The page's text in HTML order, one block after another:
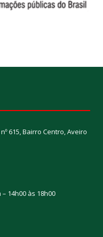
615, Bairro Centro, Aveiro
14h00 às 18h00